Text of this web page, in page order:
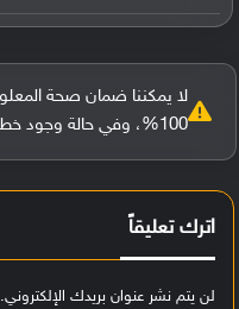
لا يمكننا ضمان صحة
100%، وفي حالة وجود خطأ يُرجى
اترك تعليقاً
لن يتم نشر عنوان بريدك الإلكتروني.